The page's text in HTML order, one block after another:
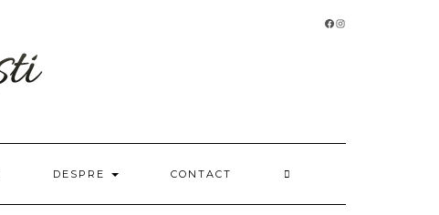
FACEBOOK
INSTAGRAM
DESPRE CONTACT